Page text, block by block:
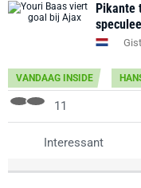
Pikante
VANDAAG INSIDE
11
Interessant